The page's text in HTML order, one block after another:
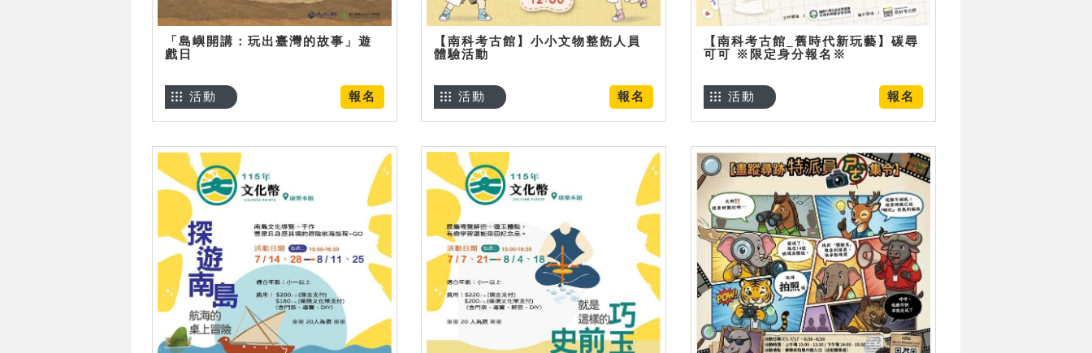
「島嶼開講：玩出臺灣的故事」遊
戲日
報名
活動
【南科考古館】小小文物整飭人員
體驗活動
報名
活動
【南科考古館_舊時代新玩藝】碳尋
可可 ※限定身分報名※
報名
活動